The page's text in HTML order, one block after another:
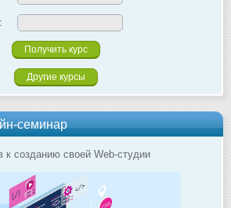
Другие курсы
семинар
к созданию своей Web-студии